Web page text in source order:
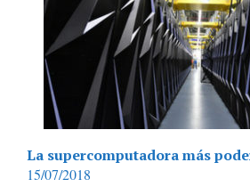
La supercomputadora más
15/07/2018